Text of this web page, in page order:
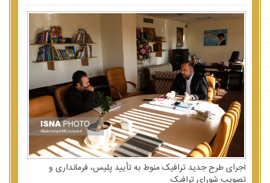
اجرای طرح جدید ترافیک منوط به تأیید پلیس، فرمانداری و
تصویب شورای ترافیک